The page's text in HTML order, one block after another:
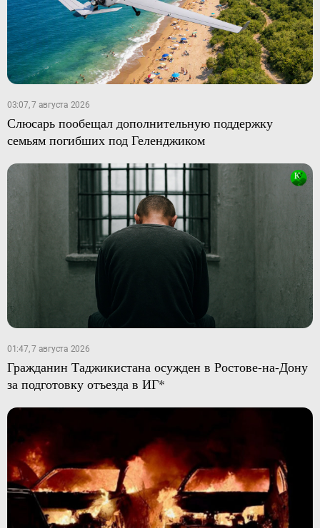
03:07, 7 августа 2026
Слюсарь пообещал дополнительную поддержку
семьям погибших под Геленджиком
01:47, 7 августа 2026
Гражданин Таджикистана осужден в Ростове-на-Дону
за подготовку отъезда в ИГ*